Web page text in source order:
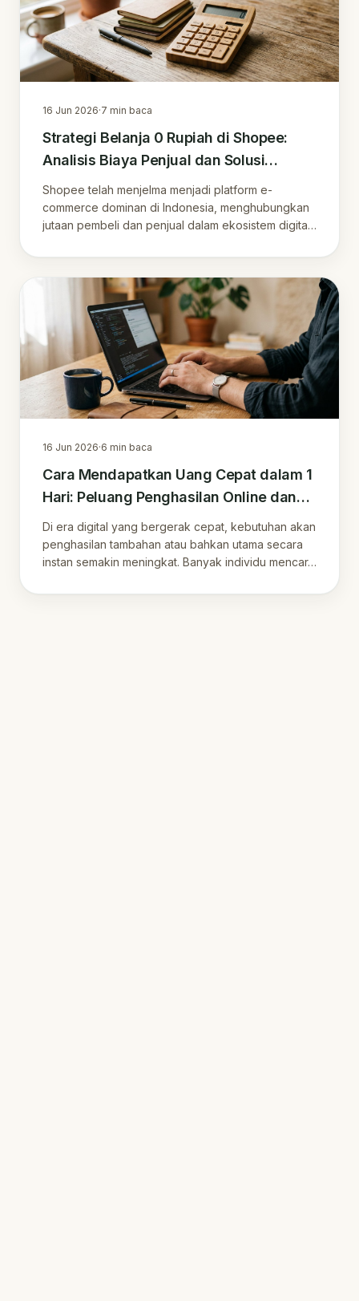
16 Jun 2026·7 min baca
Strategi Belanja 0 Rupiah di Shopee:
Analisis Biaya Penjual dan Solusi
Penghematan Komisi
Shopee telah menjelma menjadi platform e-
commerce dominan di Indonesia, menghubungkan
jutaan pembeli dan penjual dalam ekosistem digital
16 Jun 2026·6 min baca
Cara Mendapatkan Uang Cepat dalam 1
Hari: Peluang Penghasilan Online dan
Strategi Jangka Panjang
Di era digital yang bergerak cepat, kebutuhan akan
penghasilan tambahan atau bahkan utama secara
instan semakin meningkat. Banyak individu mencar…